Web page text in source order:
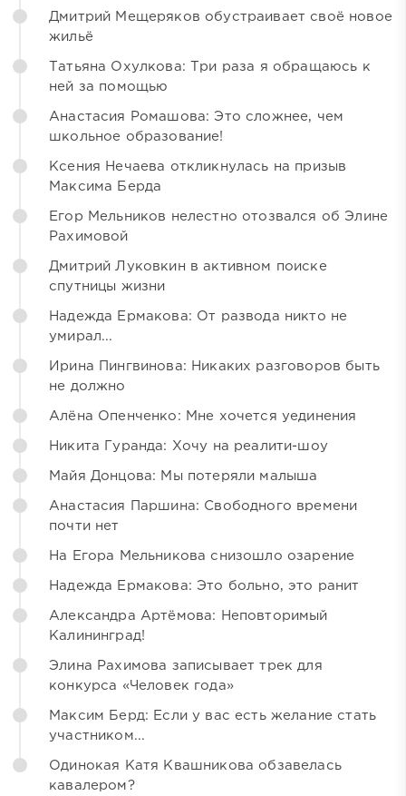
Дмитрий Мещеряков обустраивает своё новое
жильё
Татьяна Охулкова: Три раза я обращаюсь к
ней за помощью
Анастасия Ромашова: Это сложнее, чем
школьное образование!
Ксения Нечаева откликнулась на призыв
Максима Берда
Егор Мельников нелестно отозвался об Элине
Рахимовой
Дмитрий Луковкин в активном поиске
спутницы жизни
Надежда Ермакова: От развода никто не
умирал...
Ирина Пингвинова: Никаких разговоров быть
не должно
Алёна Опенченко: Мне хочется уединения
Никита Гуранда: Хочу на реалити-шоу
Майя Донцова: Мы потеряли малыша
Анастасия Паршина: Свободного времени
почти нет
На Егора Мельникова снизошло озарение
Надежда Ермакова: Это больно, это ранит
Александра Артёмова: Неповторимый
Калининград!
Элина Рахимова записывает трек для
конкурса «Человек года»
Максим Берд: Если у вас есть желание стать
участником...
Одинокая Катя Квашникова обзавелась
кавалером?